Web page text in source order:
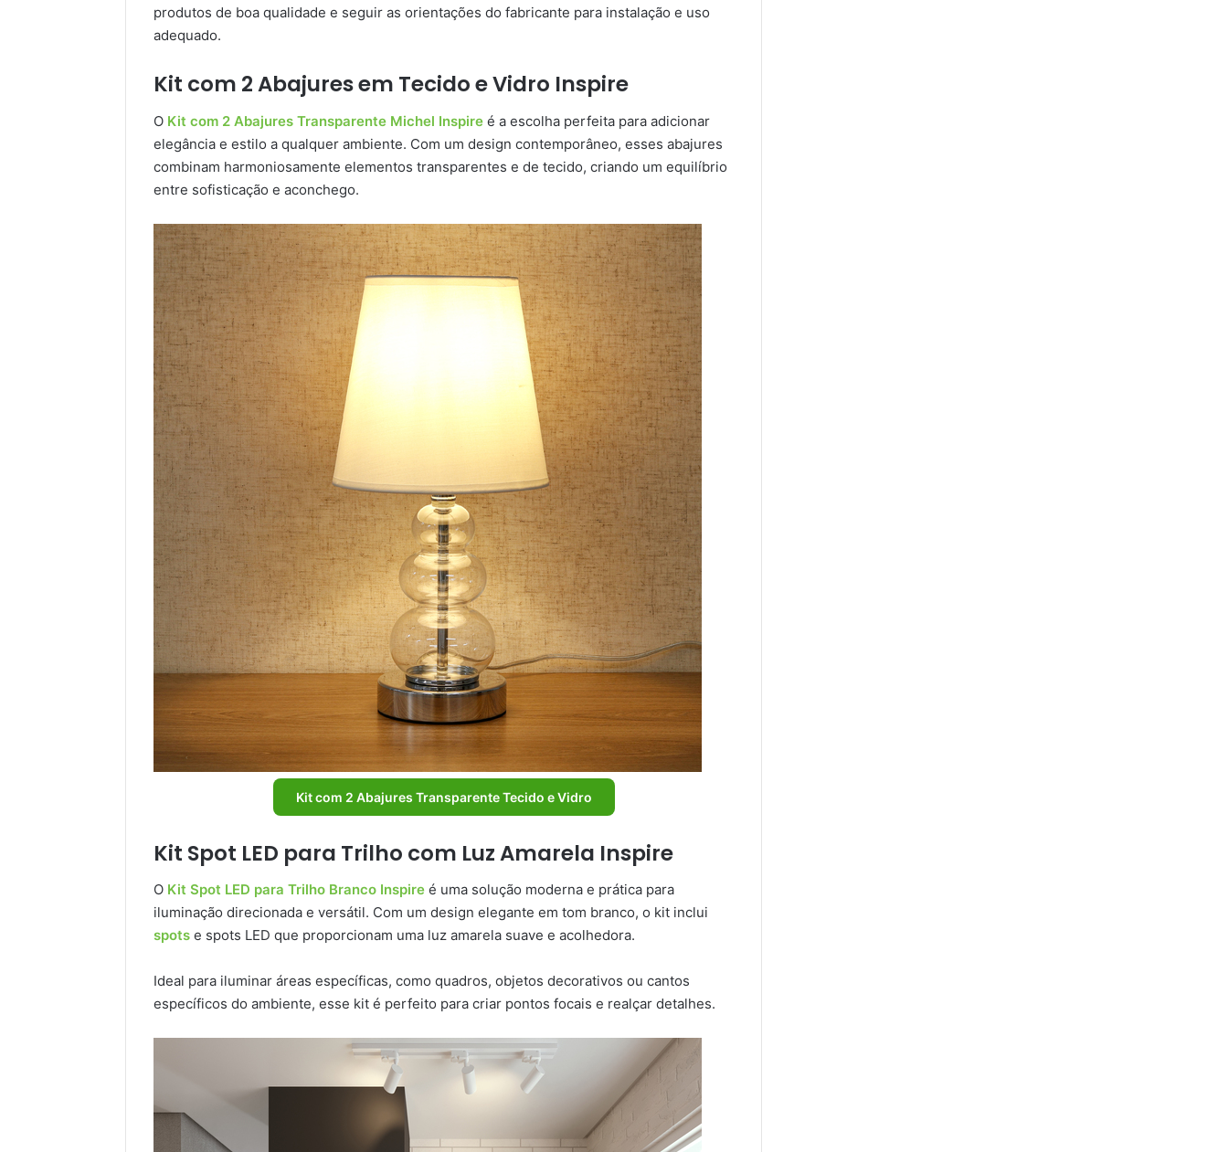
produtos de boa qualidade e seguir as orientações do fabricante para instalação e uso
adequado.
Kit com 2 Abajures em Tecido e Vidro Inspire
O Kit com 2 Abajures Transparente Michel Inspire é a escolha perfeita para adicionar
elegância e estilo a qualquer ambiente. Com um design contemporâneo, esses abajures
combinam harmoniosamente elementos transparentes e de tecido, criando um equilíbrio
entre sofisticação e aconchego.
Kit com 2 Abajures Transparente Tecido e Vidro
Kit Spot LED para Trilho com Luz Amarela Inspire
O Kit Spot LED para Trilho Branco Inspire é uma solução moderna e prática para
iluminação direcionada e versátil. Com um design elegante em tom branco, o kit inclui
spots e spots LED que proporcionam uma luz amarela suave e acolhedora.
Ideal para iluminar áreas específicas, como quadros, objetos decorativos ou cantos
específicos do ambiente, esse kit é perfeito para criar pontos focais e realçar detalhes.